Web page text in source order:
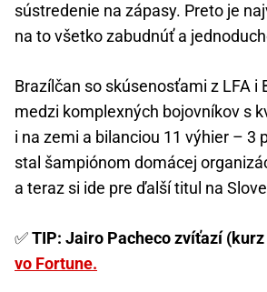
sústredenie na zápasy. Preto je
na to všetko zabudnúť a
Brazílčan so skúsenosťami z LFA i
medzi komplexných bojovníkov s
i na zemi a bilanciou 11 výhier – 3
stal šampiónom domácej
a teraz si ide pre ďalší titul na
✅TIP: Jairo Pacheco zvíťazí (kurz
vo Fortune.